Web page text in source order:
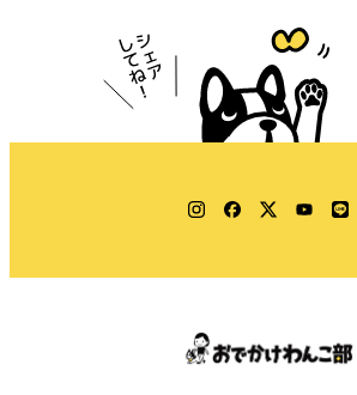
Instagram
Facebook
Twitter